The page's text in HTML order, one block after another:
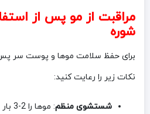
مراقبت از مو پس از
شوره
برای حفظ سلامت موها و پوست سر پس
نکات زیر را رعایت کنید:
شستشوی منظم